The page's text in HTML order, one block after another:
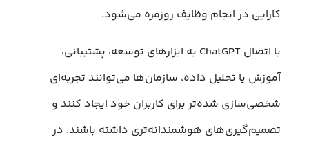
کارایی در انجام وظایف روزمره می‌شود.
با اتصال ChatGPT به ابزارهای توسعه، پشتیبانی،
آموزش یا تحلیل داده، سازمان‌ها می‌توانند تجربه‌ای
شخصی‌سازی شده‌تر برای کاربران خود ایجاد کنند و
تصمیم‌‍‌گیری‌های هوشمندانه‌تری داشته باشند. در